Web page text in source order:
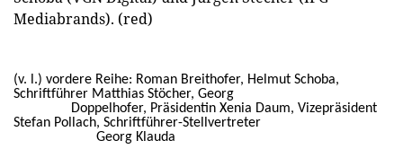
Mediabrands). (red)
(v. l.) vordere Reihe: Roman Breithofer, Helmut Schoba,
Schriftführer Matthias Stöcher, Georg
Doppelhofer, Präsidentin Xenia Daum, Vizepräsident
Stefan Pollach, Schriftführer-Stellvertreter
Georg Klauda